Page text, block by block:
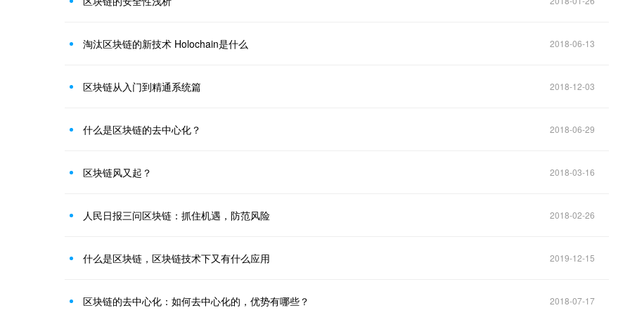
淘汰区块链的新技术 Holochain是什么 2018-06-13
区块链从入门到精通系统篇 2018-12-03
什么是区块链的去中心化？ 2018-06-29
区块链风又起？ 2018-03-16
人民日报三问区块链：抓住机遇，防范风险 2018-02-26
什么是区块链，区块链技术下又有什么应用 2019-12-15
区块链的去中心化：如何去中心化的，优势有哪些？ 2018-07-17